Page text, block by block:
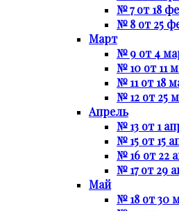
№ 7 от 18
№ 8 от 25
Март
№ 9 от 4
№ 10 от 11
№ 11 от 18
№ 12 от 25
Апрель
№ 13 от 1
№ 15 от 15
№ 16 от 22
№ 17 от 29
Май
№ 18 от 30